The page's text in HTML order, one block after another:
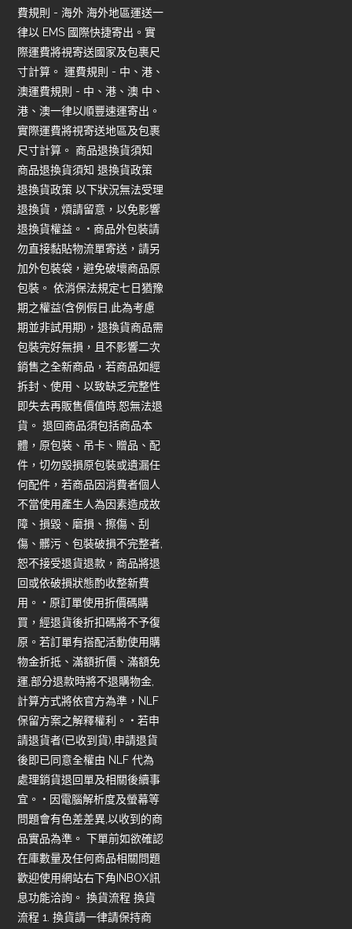
費規則 - 海外 海外地區運送一
律以 EMS 國際快捷寄出。實
際運費將視寄送國家及包裹尺
寸計算。 運費規則 - 中、港、
澳運費規則 - 中、港、澳 中、
港、澳一律以順豐速運寄出。
實際運費將視寄送地區及包裹
尺寸計算。 商品退換貨須知
商品退換貨須知 退換貨政策
退換貨政策 以下狀況無法受理
退換貨，煩請留意，以免影響
退換貨權益。 • 商品外包裝請
勿直接黏貼物流單寄送，請另
加外包裝袋，避免破壞商品原
包裝。 依消保法規定七日猶豫
期之權益(含例假日,此為考慮
期並非試用期)，退換貨商品需
包裝完好無損，且不影響二次
銷售之全新商品，若商品如經
拆封、使用、以致缺乏完整性
即失去再販售價值時,恕無法退
貨。 退回商品須包括商品本
體，原包裝、吊卡、贈品、配
件，切勿毀損原包裝或遺漏任
何配件，若商品因消費者個人
不當使用產生人為因素造成故
障、損毀、磨損、擦傷、刮
傷、髒污、包裝破損不完整者,
恕不接受退貨退款，商品將退
回或依破損狀態酌收整新費
用。 • 原訂單使用折價碼購
買，經退貨後折扣碼將不予復
原。若訂單有搭配活動使用購
物金折抵、滿額折價、滿額免
運,部分退款時將不退購物金,
計算方式將依官方為準，NLF
保留方案之解釋權利。 • 若申
請退貨者(已收到貨),申請退貨
後即已同意全權由 NLF 代為
處理銷貨退回單及相關後續事
宜。 • 因電腦解析度及螢幕等
問題會有色差差異,以收到的商
品實品為準。 下單前如欲確認
在庫數量及任何商品相關問題
歡迎使用網站右下角INBOX訊
息功能洽詢。 換貨流程 換貨
流程 1. 換貨請一律請保持商